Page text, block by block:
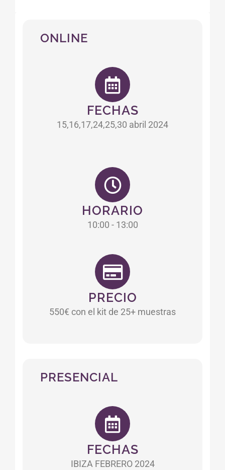
ONLINE
FECHAS
15,16,17,24,25,30 abril 2024
HORARIO
10:00 - 13:00
PRECIO
550€ con el kit de 25+ muestras
PRESENCIAL
FECHAS
IBIZA FEBRERO 2024